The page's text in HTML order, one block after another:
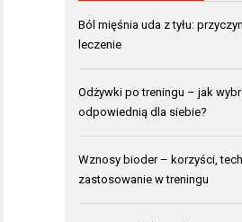
Ból mięśnia uda z tyłu:
leczenie
Odżywki po treningu – jak
odpowiednią dla siebie?
Wznosy bioder – korzyści,
zastosowanie w treningu